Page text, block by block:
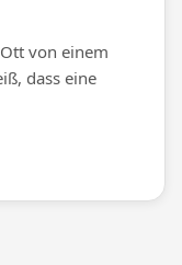
von einem
dass eine